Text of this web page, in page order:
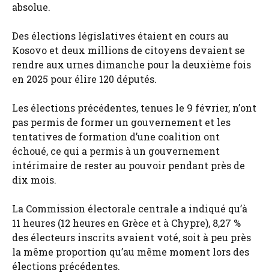
absolue.
Des élections législatives étaient en cours au
Kosovo et deux millions de citoyens devaient se
rendre aux urnes dimanche pour la deuxième fois
en 2025 pour élire 120 députés.
Les élections précédentes, tenues le 9 février, n’ont
pas permis de former un gouvernement et les
tentatives de formation d’une coalition ont
échoué, ce qui a permis à un gouvernement
intérimaire de rester au pouvoir pendant près de
dix mois.
La Commission électorale centrale a indiqué qu’à
11 heures (12 heures en Grèce et à Chypre), 8,27 %
des électeurs inscrits avaient voté, soit à peu près
la même proportion qu’au même moment lors des
élections précédentes.